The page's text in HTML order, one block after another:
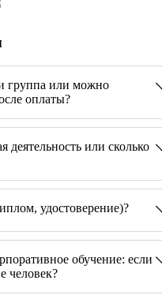
группа или можно
оплаты?
деятельность или сколько
удостоверение)?
обучение: если
человек?